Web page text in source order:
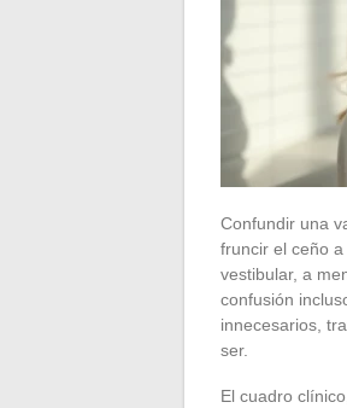
Confundir una
fruncir el ceño
vestibular, a
confusión
innecesarios,
ser.
El cuadro